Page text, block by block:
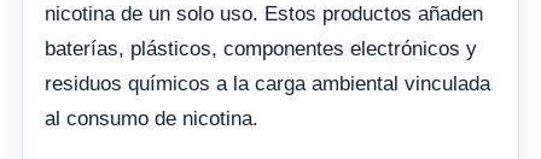
nicotina de un solo uso. Estos productos añaden
baterías, plásticos, componentes electrónicos y
residuos químicos a la carga ambiental vinculada
al consumo de nicotina.